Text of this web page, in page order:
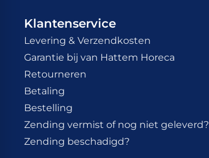
Klantenservice
Levering & Verzendkosten
Garantie bij van Hattem Horeca
Retourneren
Betaling
Bestelling
Zending vermist of nog niet geleverd?
Zending beschadigd?